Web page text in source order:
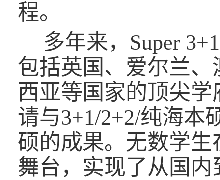
程。
多年来，Super
包括英国、爱尔兰
西亚等国家的顶尖
请与3+1/2+2/纯海本
硕的成果。无数学
舞台，实现了从国